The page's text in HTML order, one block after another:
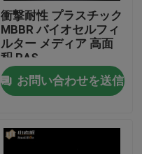
衝撃耐性 プラスチック
MBBR バイオセルフィ
ルター メディア 高面
积 RAS
お問い合わせを送信